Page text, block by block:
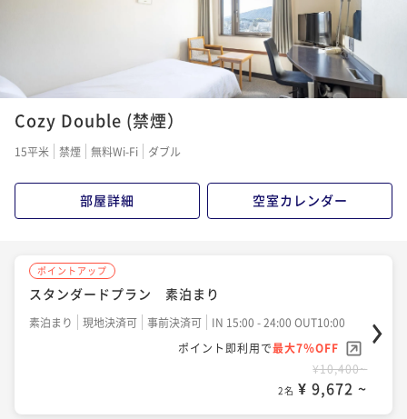
Cozy Double (禁煙）
15平米 禁煙 無料Wi-Fi ダブル
部屋詳細 空室カレンダー
ポイントアップ
スタンダードプラン 素泊まり
素泊まり 現地決済可 事前決済可
IN 15:00 - 24:00 OUT10:00
ポイント即利用で最大7％OFF
¥10,400~
2名 ¥ 9,672 ~